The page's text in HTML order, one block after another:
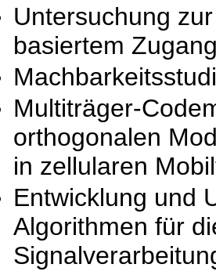
Untersuchung
basiertem
Multiträger-
orthogonalen
in zellularen
Entwicklung und
Algorithmen für